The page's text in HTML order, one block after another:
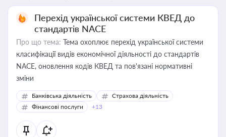
Перехід української системи КВЕД до
стандартів NACE
Про що тема: Тема охоплює перехід української системи
класифікації видів економічної діяльності до стандартів
NACE, оновлення кодів КВЕД та пов'язані нормативні
зміни
Банківська діяльність
Страхова діяльність
Фінансові послуги
+13